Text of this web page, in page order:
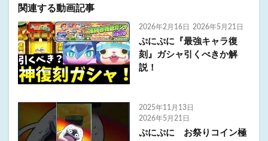
関連する動画記事
2026年2月16日 2026年5月21日
ぷにぷに『最強キャラ復
刻』ガシャ引くべきか解
説！
2025年11月13日
2026年5月21日
ぷにぷに お祭りコイン極